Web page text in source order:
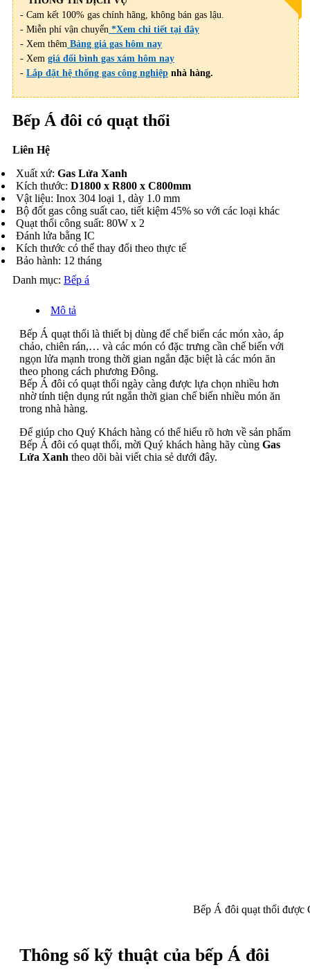
- Cam kết 100% gas chính hãng, không bán gas lậu.
- Miễn phí vận chuyển *Xem chi tiết tại đây
- Xem thêm Bảng giá gas hôm nay
- Xem giá đổi bình gas xám hôm nay
- Lắp đặt hệ thống gas công nghiệp nhà hàng.
Bếp Á đôi có quạt thổi
Liên Hệ
Xuất xứ: Gas Lửa Xanh
Kích thước: D1800 x R800 x C800mm
Vật liệu: Inox 304 loại 1, dày 1.0 mm
Bộ đốt gas công suất cao, tiết kiệm 45% so với các loại khác
Quạt thổi công suất: 80W x 2
Đánh lửa bằng IC
Kích thước có thể thay đổi theo thực tế
Bảo hành: 12 tháng
Danh mục: Bếp á
Mô tả
Bếp Á quạt thổi là thiết bị dùng để chế biến các món xào, áp
chảo, chiên rán,… và các món có đặc trưng cần chế biến với
ngọn lửa mạnh trong thời gian ngắn đặc biệt là các món ăn
theo phong cách phương Đông.
Bếp Á đôi có quạt thổi ngày càng được lựa chọn nhiều hơn
nhờ tính tiện dụng rút ngắn thời gian chế biến nhiều món ăn
trong nhà hàng.
Để giúp cho Quý Khách hàng có thể hiểu rõ hơn về sản phẩm
Bếp Á đôi có quạt thổi, mời Quý khách hàng hãy cùng Gas
Lửa Xanh theo dõi bài viết chia sẻ dưới đây.
Bếp Á đôi quạt thổi được
Thông số kỹ thuật của bếp Á đôi